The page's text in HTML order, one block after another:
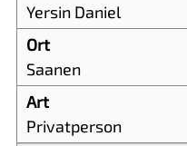
Yersin Daniel
Saanen
Privatperson